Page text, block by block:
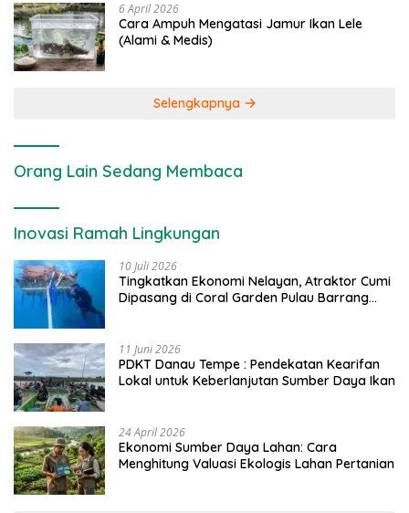
6 April 2026
Cara Ampuh Mengatasi Jamur Ikan Lele
(Alami & Medis)
Selengkapnya
Orang Lain Sedang Membaca
Inovasi Ramah Lingkungan
10 Juli 2026
Tingkatkan Ekonomi Nelayan, Atraktor Cumi
Dipasang di Coral Garden Pulau Barrang
11 Juni 2026
PDKT Danau Tempe : Pendekatan Kearifan
Lokal untuk Keberlanjutan Sumber Daya Ikan
24 April 2026
Ekonomi Sumber Daya Lahan: Cara
Menghitung Valuasi Ekologis Lahan Pertanian